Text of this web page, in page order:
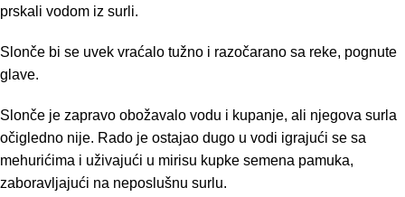
prskali vodom iz surli.
Slonče bi se uvek vraćalo tužno i razočarano sa reke, pognute
glave.
Slonče je zapravo obožavalo vodu i kupanje, ali njegova surla
očigledno nije. Rado je ostajao dugo u vodi igrajući se sa
mehurićima i uživajući u mirisu kupke semena pamuka,
zaboravljajući na neposlušnu surlu.